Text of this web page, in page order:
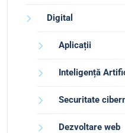
Digital
Aplicații
Inteligență
Securitate
Dezvoltare web